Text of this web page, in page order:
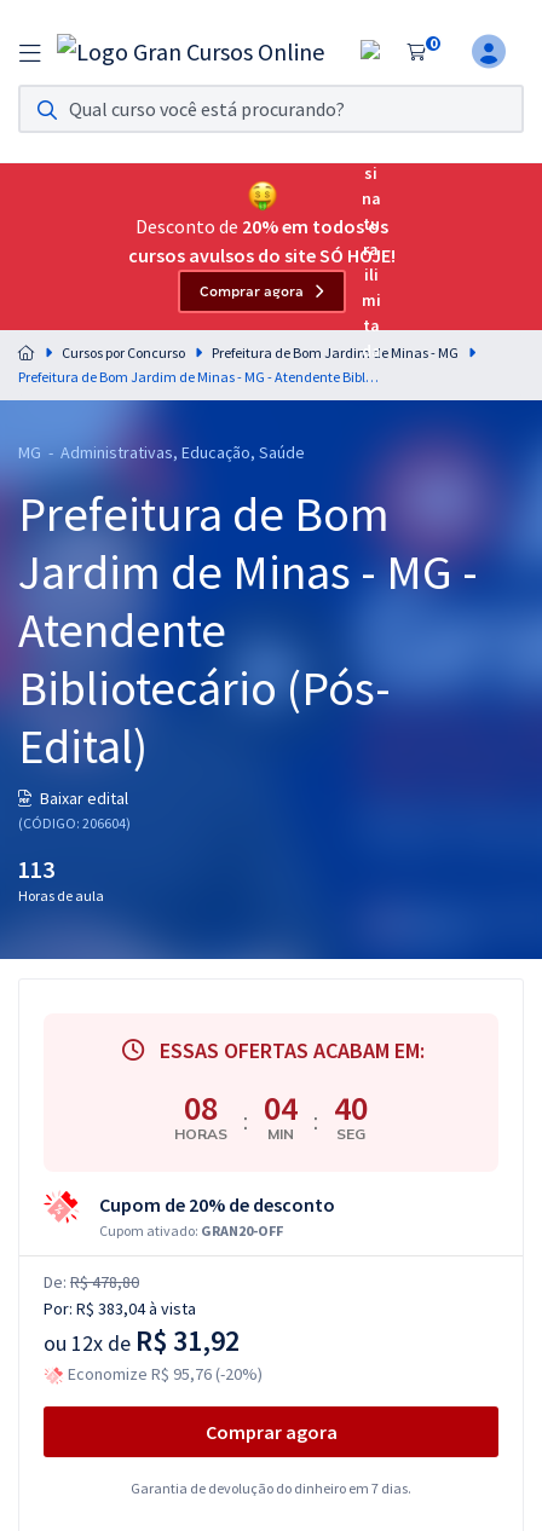
0
Assinatura Ilimitada 11
Acesso a todos os cursos. Teste grátis por 7 dias!
Assinatura OAB Até Passar
Acesso ilimitado a toda preparação para o Exame da
Residências Multiprofissionais
Preparação completa e intensiva para as principais
residências em saúde do Brasil
Cursos 20% OFF
Pós
Graduação
OAB
Mentorias
Questões grátis
Blog
Desconto de 20% em todos os
cursos avulsos do site SÓ HOJE!
Comprar agora
Cursos por Concurso
Prefeitura de Bom Jardim de Minas - MG
Prefeitura de Bom Jardim de Minas - MG - Atendente Bibliotecário (Pós-Edital)
MG - Administrativas, Educação, Saúde
Prefeitura de Bom
Jardim de Minas - MG -
Atendente
Bibliotecário (Pós-
Edital)
Baixar edital
(CÓDIGO: 206604)
113
Horas de aula
ESSAS OFERTAS ACABAM EM:
08
HORAS : 04
MIN : 39
SEG
Cupom de 20% de desconto
Cupom ativado: GRAN20-OFF
De: R$ 478,80
Por: R$ 383,04à vista
ou 12x de R$ 31,92
Economize R$ 95,76 (-20%)
Comprar agora
Garantia de devolução do dinheiro em 7 dias.